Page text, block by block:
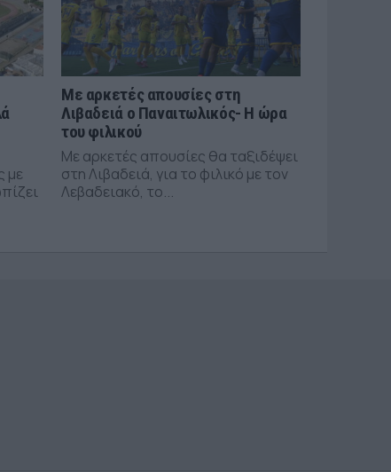
με
Με αρκετές απουσίες στη
Λιβαδειά ο Παναιτωλικός- Η ώρα
του φιλικού
Με αρκετές απουσίες θα ταξιδέψει
στη Λιβαδειά, για το φιλικό με τον
Λεβαδειακό, το...